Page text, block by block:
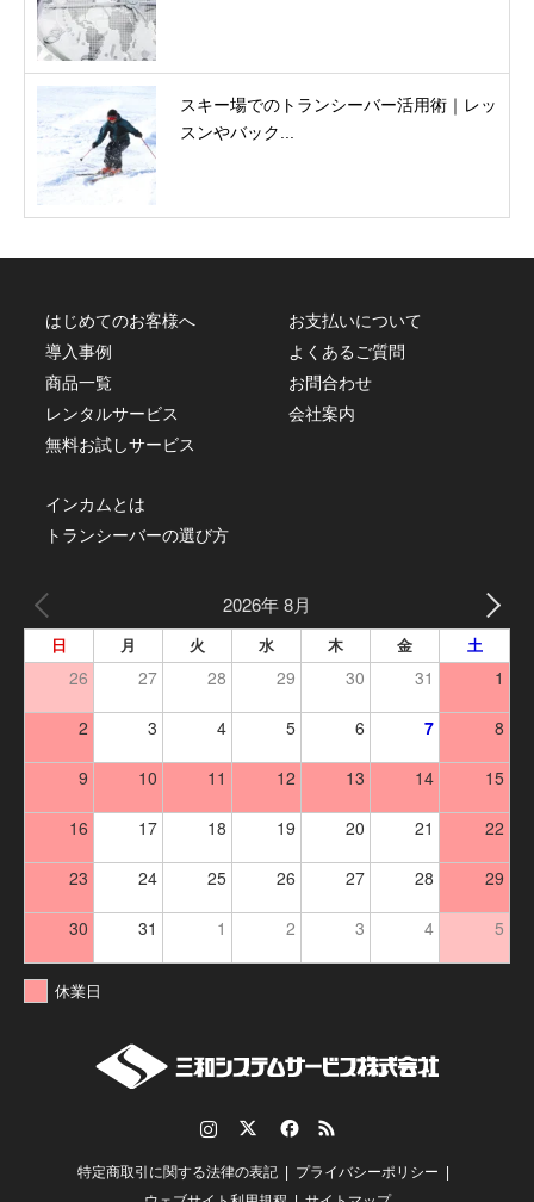
スキー場でのトランシーバー活用術｜レッ
スンやバック...
はじめてのお客様へ
導入事例
商品一覧
レンタルサービス
無料お試しサービス
お支払いについて
よくあるご質問
お問合わせ
会社案内
インカムとは
トランシーバーの選び方
2026年 8月
日 月 火 水 木 金 土
26 27 28 29 30 31 1
2 3 4 5 6 7 8
9 10 11 12 13 14 15
16 17 18 19 20 21 22
23 24 25 26 27 28 29
30 31 1 2 3 4 5
休業日
RSS
特定商取引に関する法律の表記
プライバシーポリシー